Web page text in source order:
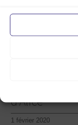
d’Alice
1 février 2020